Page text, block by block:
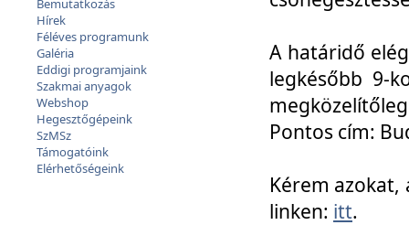
Bemutatkozás
Hírek
Féléves programunk
Galéria
Eddigi programjaink
Szakmai anyagok
Webshop
Hegesztőgépeink
SzMSz
Támogatóink
Elérhetőségeink
A határidő
legkésőbb 9-
Pontos cím:
Kérem azokat,
linken: itt.